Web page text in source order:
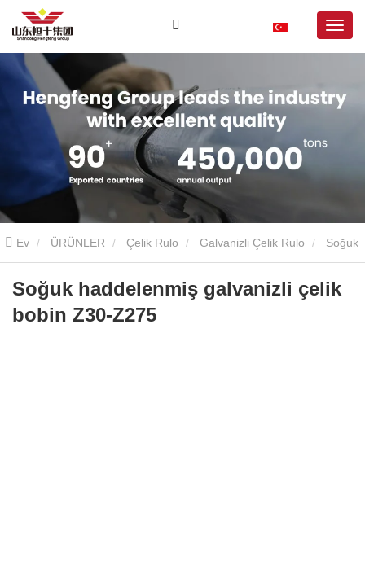
Ev ÜRÜNLER Çelik Rulo Galvanizli Çelik Rulo
haddelenmiş galvanizli çelik bobin Z30-Z275
Soğuk haddelenmiş galvanizli çelik
bobin Z30-Z275